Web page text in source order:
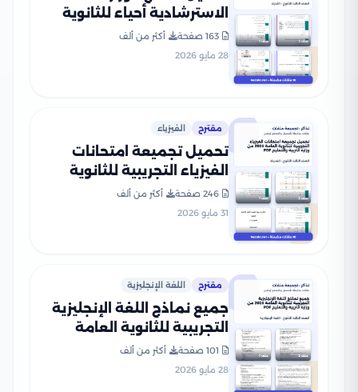
الاسترشادية أحياء للثانوية
العامة 2026 PDF
163 صفحة
أكثر من ألف
28 مايو 2026
مقترح الفيزياء
تحميل تجميعة امتحانات
الفيزياء التجريبية للثانوية
العامة 2026 من وزارة التربية
والتعليم PDF
246 صفحة
أكثر من ألف
31 مايو 2026
مقترح اللغة الإنجليزية
جميع نماذج اللغة الإنجليزية
التجريبية للثانوية العامة
2026 من وزارة التربية
والتعليم PDF
101 صفحة
أكثر من ألف
28 مايو 2026